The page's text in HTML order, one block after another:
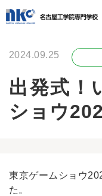
2024.09.25
出発式！
ショウ
東京ゲームショウ
た。